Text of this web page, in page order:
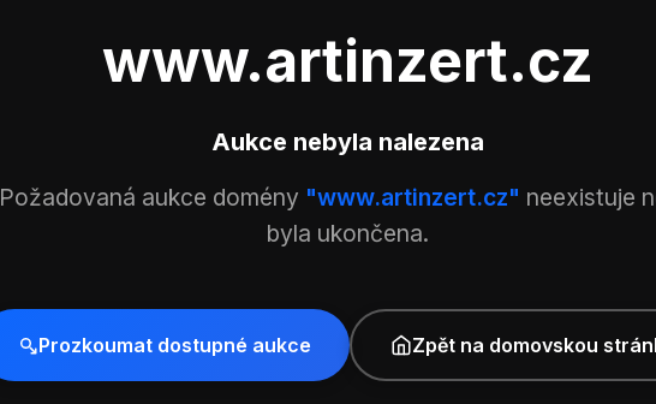
www.artinzert.cz
Aukce nebyla nalezena
Požadovaná aukce domény "www.artinzert.cz" neexistuje
byla ukončena.
Prozkoumat dostupné aukce Zpět na domovskou